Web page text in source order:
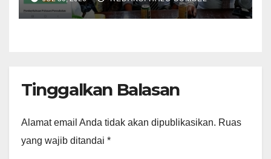
Kramojayo Berkekuatan
Hukum Tetap
Tinggalkan Balasan
Alamat email Anda tidak akan dipublikasikan. Ruas
yang wajib ditandai *